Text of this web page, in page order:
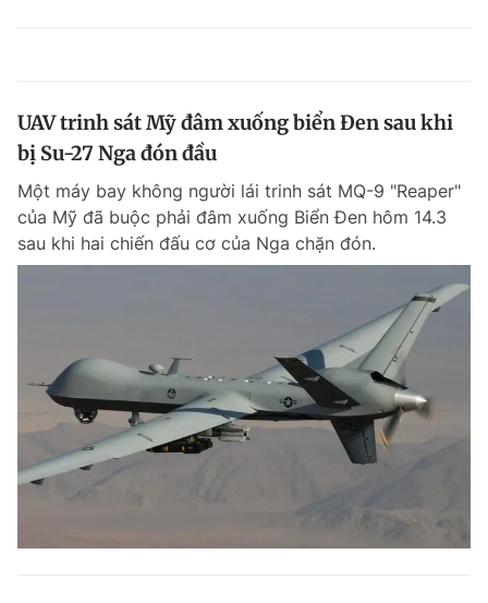
UAV trinh sát Mỹ đâm xuống biển Đen sau khi
bị Su-27 Nga đón đầu
Một máy bay không người lái trinh sát MQ-9 "Reaper"
của Mỹ đã buộc phải đâm xuống Biển Đen hôm 14.3
sau khi hai chiến đấu cơ của Nga chặn đón.